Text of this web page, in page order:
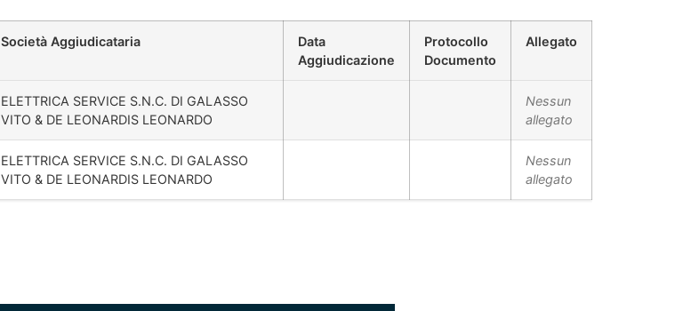
Società Aggiudicataria
Data
Aggiudicazione
Protocollo
Documento
Allegato
ELETTRICA SERVICE S.N.C. DI GALASSO
VITO & DE LEONARDIS LEONARDO
Nessun
allegato
ELETTRICA SERVICE S.N.C. DI GALASSO
VITO & DE LEONARDIS LEONARDO
Nessun
allegato